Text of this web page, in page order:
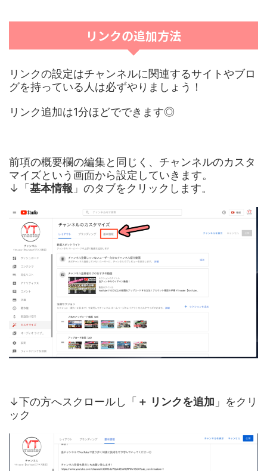
リンクの追加方法
リンクの設定はチャンネルに関連するサイトやブロ
グを持っている人は必ずやりましょう！
リンク追加は1分ほどでできます◎
前項の概要欄の編集と同じく、チャンネルのカスタ
マイズという画面から設定していきます。
↓「基本情報 」のタブをクリックします。
↓下の方へスクロールし「 ＋ リンクを追加 」をクリ
ック